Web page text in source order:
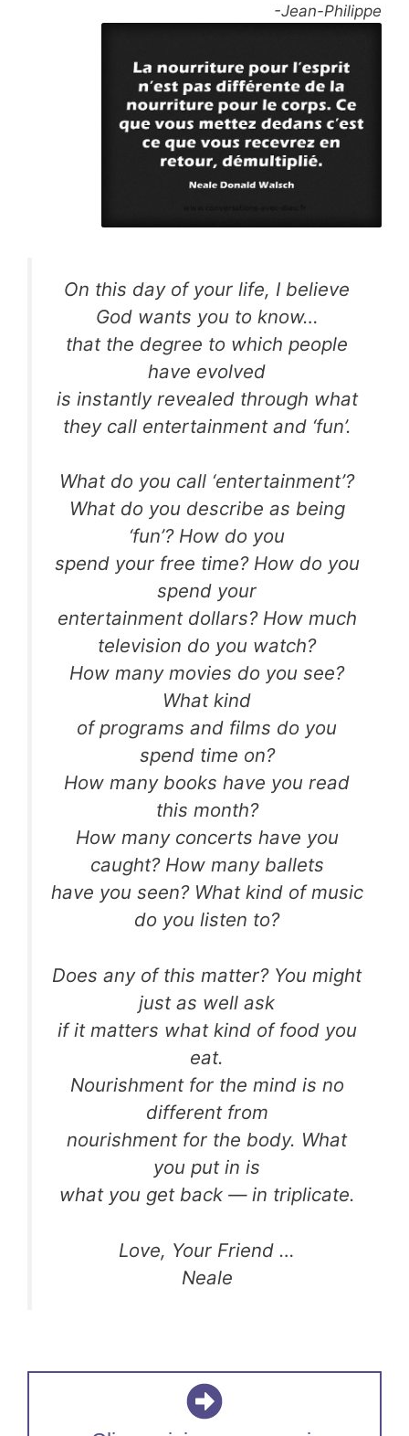
-Jean-Philippe
On this day of your life, I believe
God wants you to know…
that the degree to which people
have evolved
is instantly revealed through what
they call entertainment and ‘fun’.
What do you call ‘entertainment’?
What do you describe as being
‘fun’? How do you
spend your free time? How do you
spend your
entertainment dollars? How much
television do you watch?
How many movies do you see?
What kind
of programs and films do you
spend time on?
How many books have you read
this month?
How many concerts have you
caught? How many ballets
have you seen? What kind of music
do you listen to?
Does any of this matter? You might
just as well ask
if it matters what kind of food you
eat.
Nourishment for the mind is no
different from
nourishment for the body. What
you put in is
what you get back — in triplicate.
Love, Your Friend …
Neale